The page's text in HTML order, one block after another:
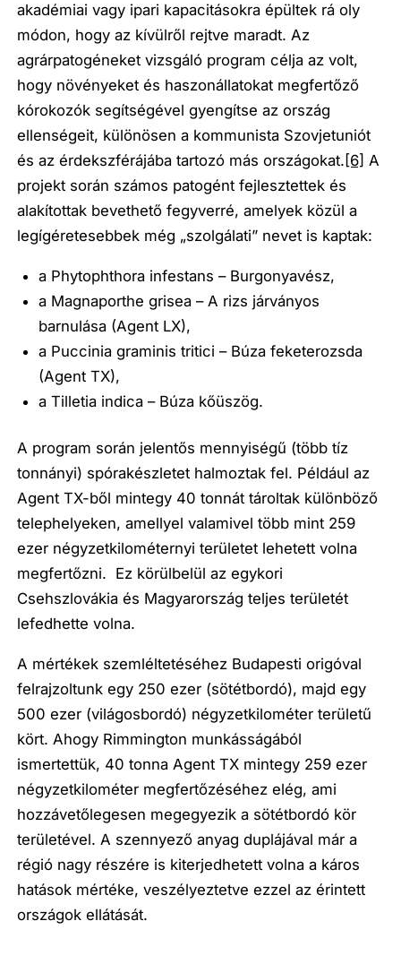
akadémiai vagy ipari kapacitásokra épültek rá oly
módon, hogy az kívülről rejtve maradt. Az
agrárpatogéneket vizsgáló program célja az volt,
hogy növényeket és haszonállatokat megfertőző
kórokozók segítségével gyengítse az ország
ellenségeit, különösen a kommunista Szovjetuniót
és az érdekszférájába tartozó más országokat. [6] A
projekt során számos patogént fejlesztettek és
alakítottak bevethető fegyverré, amelyek közül a
legígéretesebbek még „szolgálati” nevet is kaptak:
a Phytophthora infestans – Burgonyavész,
a Magnaporthe grisea – A rizs járványos
barnulása (Agent LX),
a Puccinia graminis tritici – Búza feketerozsda
(Agent TX),
a Tilletia indica – Búza kőüszög.
A program során jelentős mennyiségű (több tíz
tonnányi) spórakészletet halmoztak fel. Például az
Agent TX-ből mintegy 40 tonnát tároltak különböző
telephelyeken, amellyel valamivel több mint 259
ezer négyzetkilométernyi területet lehetett volna
megfertőzni. Ez körülbelül az egykori
Csehszlovákia és Magyarország teljes területét
lefedhette volna.
A mértékek szemléltetéséhez Budapesti origóval
felrajzoltunk egy 250 ezer (sötétbordó), majd egy
500 ezer (világosbordó) négyzetkilométer területű
kört. Ahogy Rimmington munkásságából
ismertettük, 40 tonna Agent TX mintegy 259 ezer
négyzetkilométer megfertőzéséhez elég, ami
hozzávetőlegesen megegyezik a sötétbordó kör
területével. A szennyező anyag duplájával már a
régió nagy részére is kiterjedhetett volna a káros
hatások mértéke, veszélyeztetve ezzel az érintett
országok ellátását.